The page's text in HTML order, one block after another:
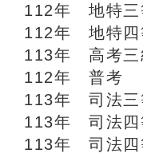
112年 地特三
112年 地特四
113年 高考三
112年 普考
113年 司法三
113年 司法四
113年 司法四